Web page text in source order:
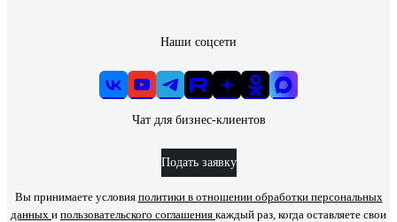
Наши соцсети
Чат для бизнес-клиентов
Подать заявку
Вы принимаете условия политики в отношении обработки персональных
данных и пользовательского соглашения каждый раз, когда оставляете свои